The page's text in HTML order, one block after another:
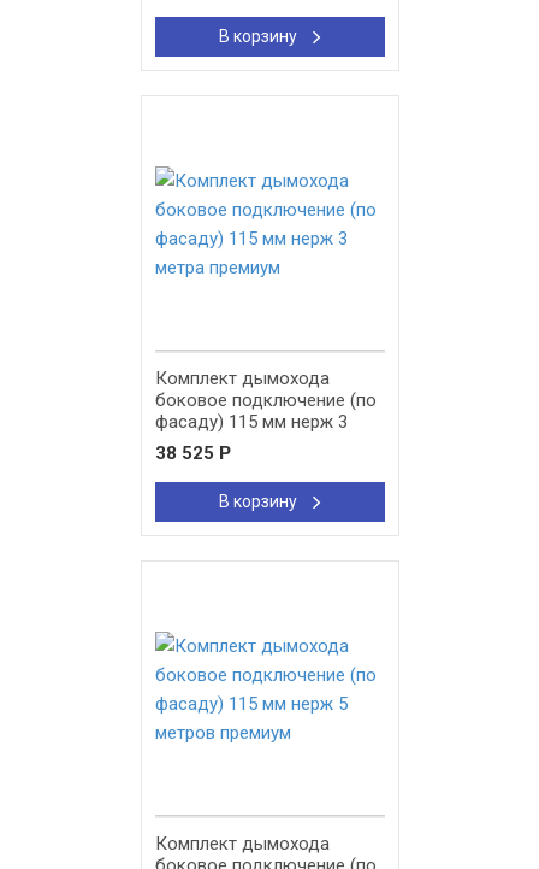
В корзину
Комплект дымохода
боковое подключение (по
фасаду) 115 мм нерж 3
метра премиум
38 525 Р
В корзину
Комплект дымохода